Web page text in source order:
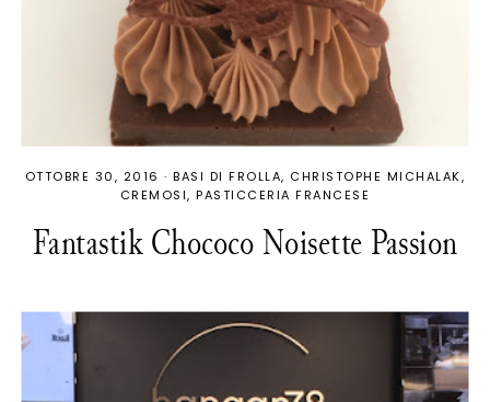
OTTOBRE 30, 2016 · BASI DI FROLLA CHRISTOPHE MICHALAK
CREMOSI PASTICCERIA FRANCESE
Fantastik Chococo Noisette Passion